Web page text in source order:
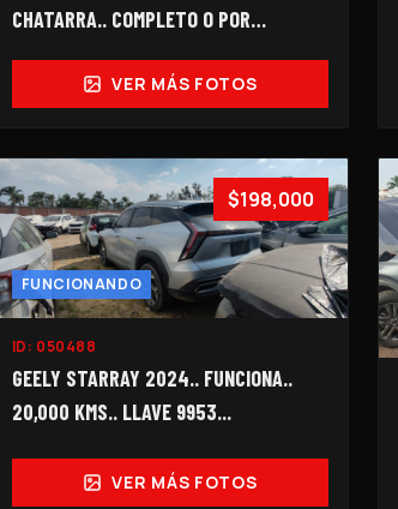
CHATARRA.. COMPLETO O POR
VER MÁS FOTOS
$198,000
FUNCIONANDO
ID: 050488
GEELY STARRAY 2024.. FUNCIONA..
20,000 KMS.. LLAVE 9953...
VER MÁS FOTOS